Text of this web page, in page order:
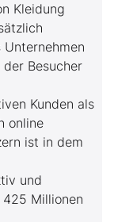
Kleidung
Besucher
Kunden als
online
ist in dem
und
Millionen